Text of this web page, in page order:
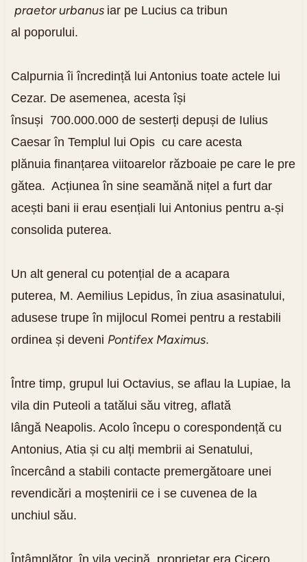
praetor urbanus iar pe Lucius ca tribun
al poporului.
Calpurnia îi încredință lui Antonius toate actele lui
Cezar. De asemenea, acesta își
însuși 700.000.000 de sesterți depuși de Iulius
Caesar în Templul lui Opis cu care acesta
plănuia finanțarea viitoarelor războaie pe care le pre
gătea. Acțiunea în sine seamănă nițel a furt dar
acești bani ii erau esențiali lui Antonius pentru a-și
consolida puterea.
Un alt general cu potențial de a acapara
puterea, M. Aemilius Lepidus, în ziua asasinatului,
adusese trupe în mijlocul Romei pentru a restabili
ordinea și deveni Pontifex Maximus.
Între timp, grupul lui Octavius, se aflau la Lupiae, la
vila din Puteoli a tatălui său vitreg, aflată
lângă Neapolis. Acolo începu o corespondență cu
Antonius, Atia și cu alți membrii ai Senatului,
încercând a stabili contacte premergătoare unei
revendicări a moștenirii ce i se cuvenea de la
unchiul său.